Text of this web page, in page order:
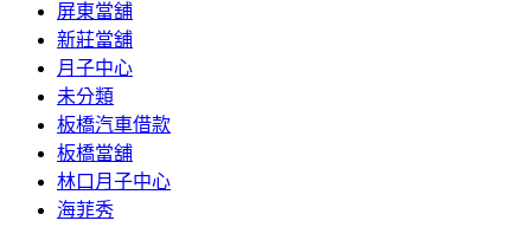
屏東當舖
新莊當舖
月子中心
未分類
板橋汽車借款
板橋當舖
林口月子中心
海菲秀